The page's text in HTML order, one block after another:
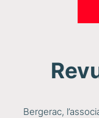
Bergerac,